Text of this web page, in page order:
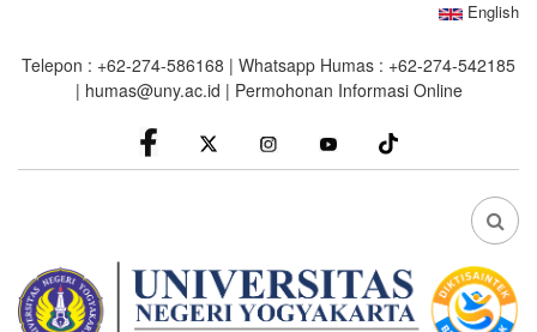
main
English
Telepon : +62-274-586168 | Whatsapp Humas : +62-274-542185
| humas@uny.ac.id | Permohonan Informasi Online
facebook
Instagram youtube
FA